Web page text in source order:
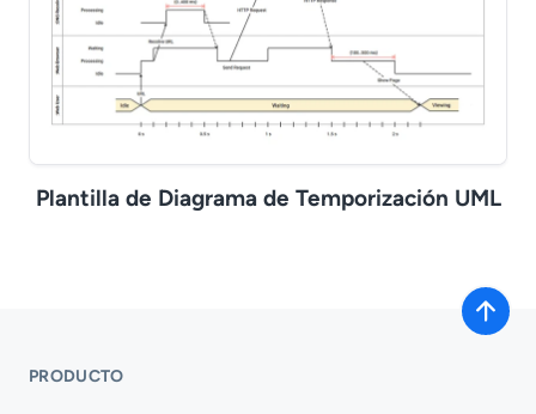
Plantilla de Diagrama de Temporización UML
PRODUCTO